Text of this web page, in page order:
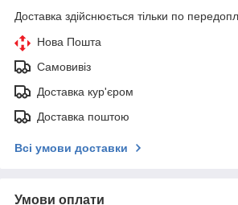
Доставка здійснюється тільки по
Нова Пошта
Самовивіз
Доставка кур'єром
Доставка поштою
Всі умови доставки
Умови оплати